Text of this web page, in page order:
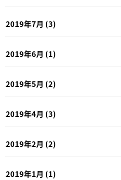
2019年7月 (3)
2019年6月 (1)
2019年5月 (2)
2019年4月 (3)
2019年2月 (2)
2019年1月 (1)